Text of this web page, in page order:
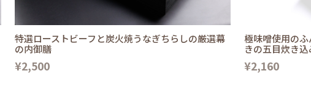
特選ローストビーフと炭火焼うなぎちらしの厳選幕
の内御膳
¥2,500
極味噌使用の
きの五目炊き
¥2,160